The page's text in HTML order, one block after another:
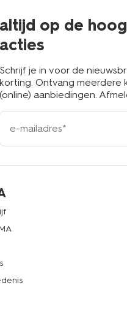
altijd op de
acties
Schrijf je in voor de
korting. Ontvang meerdere
(online) aanbiedingen.
e-
mailadres